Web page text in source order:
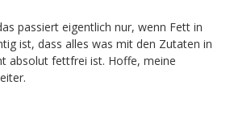
passiert eigentlich nur, wenn Fett in
ist, dass alles was mit den Zutaten in
absolut fettfrei ist. Hoffe, meine